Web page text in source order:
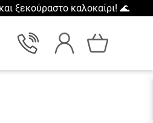
ξεκούραστο καλοκαίρι! 🌊